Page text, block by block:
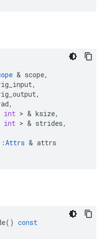
& scope,
,
,
,
int > & ksize,
int > & strides,
Attrs & attrs
() const